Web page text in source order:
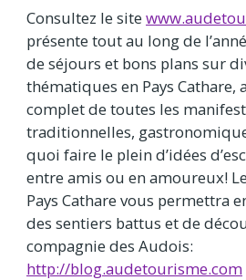
Consultez le site
présente tout au long de
de séjours et bons plans sur
thématiques en Pays Cathare,
complet de toutes les
traditionnelles,
quoi faire le plein d’idées
entre amis ou en amoureux!
Pays Cathare vous permettra
des sentiers battus et de
compagnie des Audois:
http://blog.audetourisme.com